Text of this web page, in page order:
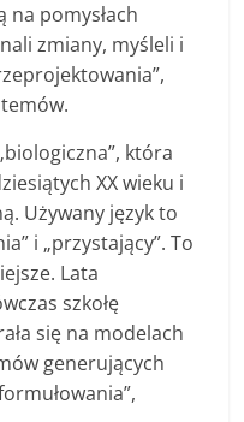
na pomysłach
zmiany, myśleli i
która
XX wieku i
Używany język to
i „przystający”. To
Lata
szkołę
się na modelach
generujących